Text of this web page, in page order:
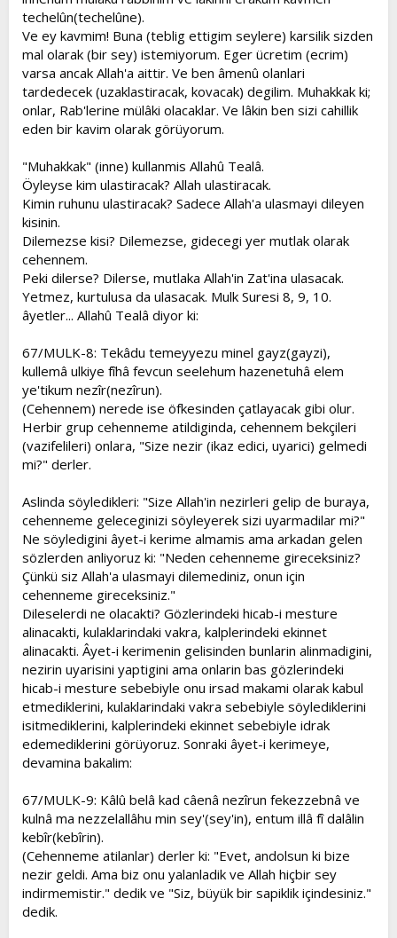
techelûn(techelûne).
Ve ey kavmim! Buna (teblig ettigim seylere) karsilik sizden
mal olarak (bir sey) istemiyorum. Eger ücretim (ecrim)
varsa ancak Allah'a aittir. Ve ben âmenû olanlari
tardedecek (uzaklastiracak, kovacak) degilim. Muhakkak ki;
onlar, Rab'lerine mülâki olacaklar. Ve lâkin ben sizi cahillik
eden bir kavim olarak görüyorum.
"Muhakkak" (inne) kullanmis Allahû Tealâ.
Öyleyse kim ulastiracak? Allah ulastiracak.
Kimin ruhunu ulastiracak? Sadece Allah'a ulasmayi dileyen
kisinin.
Dilemezse kisi? Dilemezse, gidecegi yer mutlak olarak
cehennem.
Peki dilerse? Dilerse, mutlaka Allah'in Zat'ina ulasacak.
Yetmez, kurtulusa da ulasacak. Mulk Suresi 8, 9, 10.
âyetler... Allahû Tealâ diyor ki:
67/MULK-8: Tekâdu temeyyezu minel gayz(gayzi),
kullemâ ulkiye fîhâ fevcun seelehum hazenetuhâ elem
ye'tikum nezîr(nezîrun).
(Cehennem) nerede ise öfkesinden çatlayacak gibi olur.
Herbir grup cehenneme atildiginda, cehennem bekçileri
(vazifelileri) onlara, "Size nezir (ikaz edici, uyarici) gelmedi
mi?" derler.
Aslinda söyledikleri: "Size Allah'in nezirleri gelip de buraya,
cehenneme geleceginizi söyleyerek sizi uyarmadilar mi?"
Ne söyledigini âyet-i kerime almamis ama arkadan gelen
sözlerden anliyoruz ki: "Neden cehenneme gireceksiniz?
Çünkü siz Allah'a ulasmayi dilemediniz, onun için
cehenneme gireceksiniz."
Dileselerdi ne olacakti? Gözlerindeki hicab-i mesture
alinacakti, kulaklarindaki vakra, kalplerindeki ekinnet
alinacakti. Âyet-i kerimenin gelisinden bunlarin alinmadigini,
nezirin uyarisini yaptigini ama onlarin bas gözlerindeki
hicab-i mesture sebebiyle onu irsad makami olarak kabul
etmediklerini, kulaklarindaki vakra sebebiyle söylediklerini
isitmediklerini, kalplerindeki ekinnet sebebiyle idrak
edemediklerini görüyoruz. Sonraki âyet-i kerimeye,
devamina bakalim:
67/MULK-9: Kâlû belâ kad câenâ nezîrun fekezzebnâ ve
kulnâ ma nezzelallâhu min sey'(sey'in), entum illâ fî dalâlin
kebîr(kebîrin).
(Cehenneme atilanlar) derler ki: "Evet, andolsun ki bize
nezir geldi. Ama biz onu yalanladik ve Allah hiçbir sey
indirmemistir." dedik ve "Siz, büyük bir sapiklik içindesiniz."
dedik.